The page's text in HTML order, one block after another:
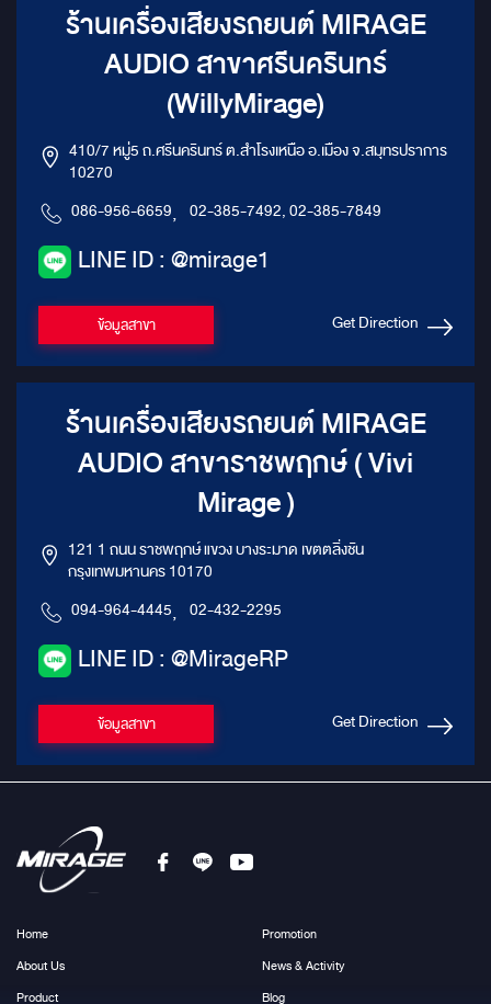
ร้านเครื่องเสียงรถยนต์ MIRAGE
AUDIO สาขาศรีนครินทร์
(WillyMirage)
410/7 หมู่5 ถ.ศรีนครินทร์ ต.สำโรงเหนือ อ.เมือง จ.สมุทรปราการ
10270
086-956-6659, 02-385-7492, 02-385-7849
LINE ID : @mirage1
ข้อมูลสาขา Get Direction
ร้านเครื่องเสียงรถยนต์ MIRAGE
AUDIO สาขาราชพฤกษ์ ( Vivi
Mirage )
121 1 ถนน ราชพฤกษ์ แขวง บางระมาด เขตตลิ่งชัน
กรุงเทพมหานคร 10170
094-964-4445, 02-432-2295
LINE ID : @MirageRP
ข้อมูลสาขา Get Direction
Home
About Us
Product
Promotion
News & Activity
Blog